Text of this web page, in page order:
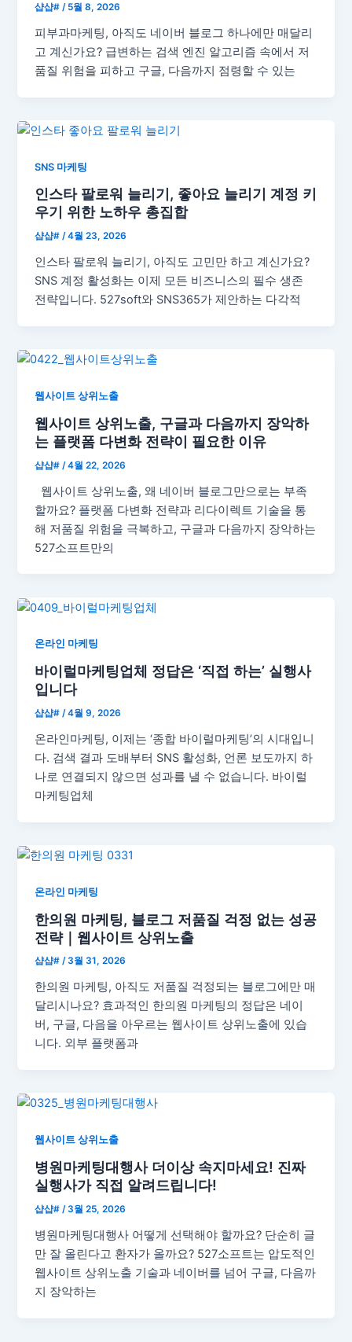
샵샵#/ 5월 8, 2026
피부과마케팅, 아직도 네이버 블로그 하나에만 매달리
고 계신가요? 급변하는 검색 엔진 알고리즘 속에서 저
품질 위험을 피하고 구글, 다음까지 점령할 수 있는
SNS 마케팅
인스타 팔로워 늘리기, 좋아요 늘리기 계정 키
우기 위한 노하우 총집합
샵샵#/4월 23, 2026
인스타 팔로워 늘리기, 아직도 고민만 하고 계신가요?
SNS 계정 활성화는 이제 모든 비즈니스의 필수 생존
전략입니다. 527soft와 SNS365가 제안하는 다각적
웹사이트 상위노출
웹사이트 상위노출, 구글과 다음까지 장악하
는 플랫폼 다변화 전략이 필요한 이유
샵샵# /4월 22, 2026
웹사이트 상위노출, 왜 네이버 블로그만으로는 부족
할까요? 플랫폼 다변화 전략과 리다이렉트 기술을 통
해 저품질 위험을 극복하고, 구글과 다음까지 장악하는
527소프트만의
온라인 마케팅
바이럴마케팅업체 정답은 ‘직접 하는’ 실행사
입니다
샵샵#/4월 9, 2026
온라인마케팅, 이제는 ‘종합 바이럴마케팅’의 시대입니
다. 검색 결과 도배부터 SNS 활성화, 언론 보도까지 하
나로 연결되지 않으면 성과를 낼 수 없습니다. 바이럴
마케팅업체
온라인 마케팅
한의원 마케팅, 블로그 저품질 걱정 없는 성공
전략｜웹사이트 상위노출
샵샵#/3월 31, 2026
한의원 마케팅, 아직도 저품질 걱정되는 블로그에만 매
달리시나요? 효과적인 한의원 마케팅의 정답은 네이
버, 구글, 다음을 아우르는 웹사이트 상위노출에 있습
니다. 외부 플랫폼과
웹사이트 상위노출
병원마케팅대행사 더이상 속지마세요! 진짜
실행사가 직접 알려드립니다!
샵샵#/3월 25, 2026
병원마케팅대행사 어떻게 선택해야 할까요? 단순히 글
만 잘 올린다고 환자가 올까요? 527소프트는 압도적인
웹사이트 상위노출 기술과 네이버를 넘어 구글, 다음까
지 장악하는